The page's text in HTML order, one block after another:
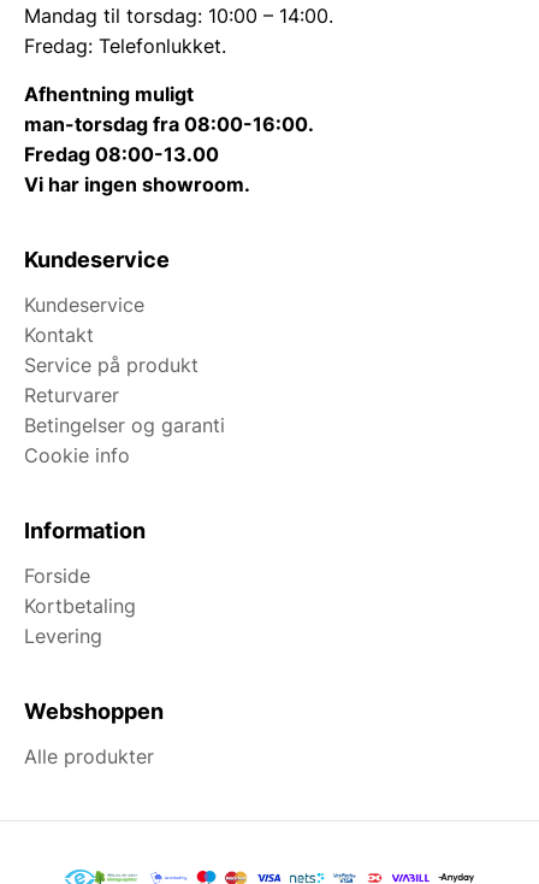
Mandag til torsdag: 10:00 – 14:00.
Fredag: Telefonlukket.
Afhentning muligt
man-torsdag fra 08:00-16:00.
Fredag 08:00-13.00
Vi har ingen showroom.
Kundeservice
Kundeservice
Kontakt
Service på produkt
Returvarer
Betingelser og garanti
Cookie info
Information
Forside
Kortbetaling
Levering
Webshoppen
Alle produkter